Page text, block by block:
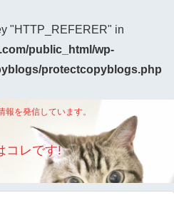
"HTTP_REFERER" in
public_html/wp-
protectcopyblogs.php
報を発信しています。
コレです!